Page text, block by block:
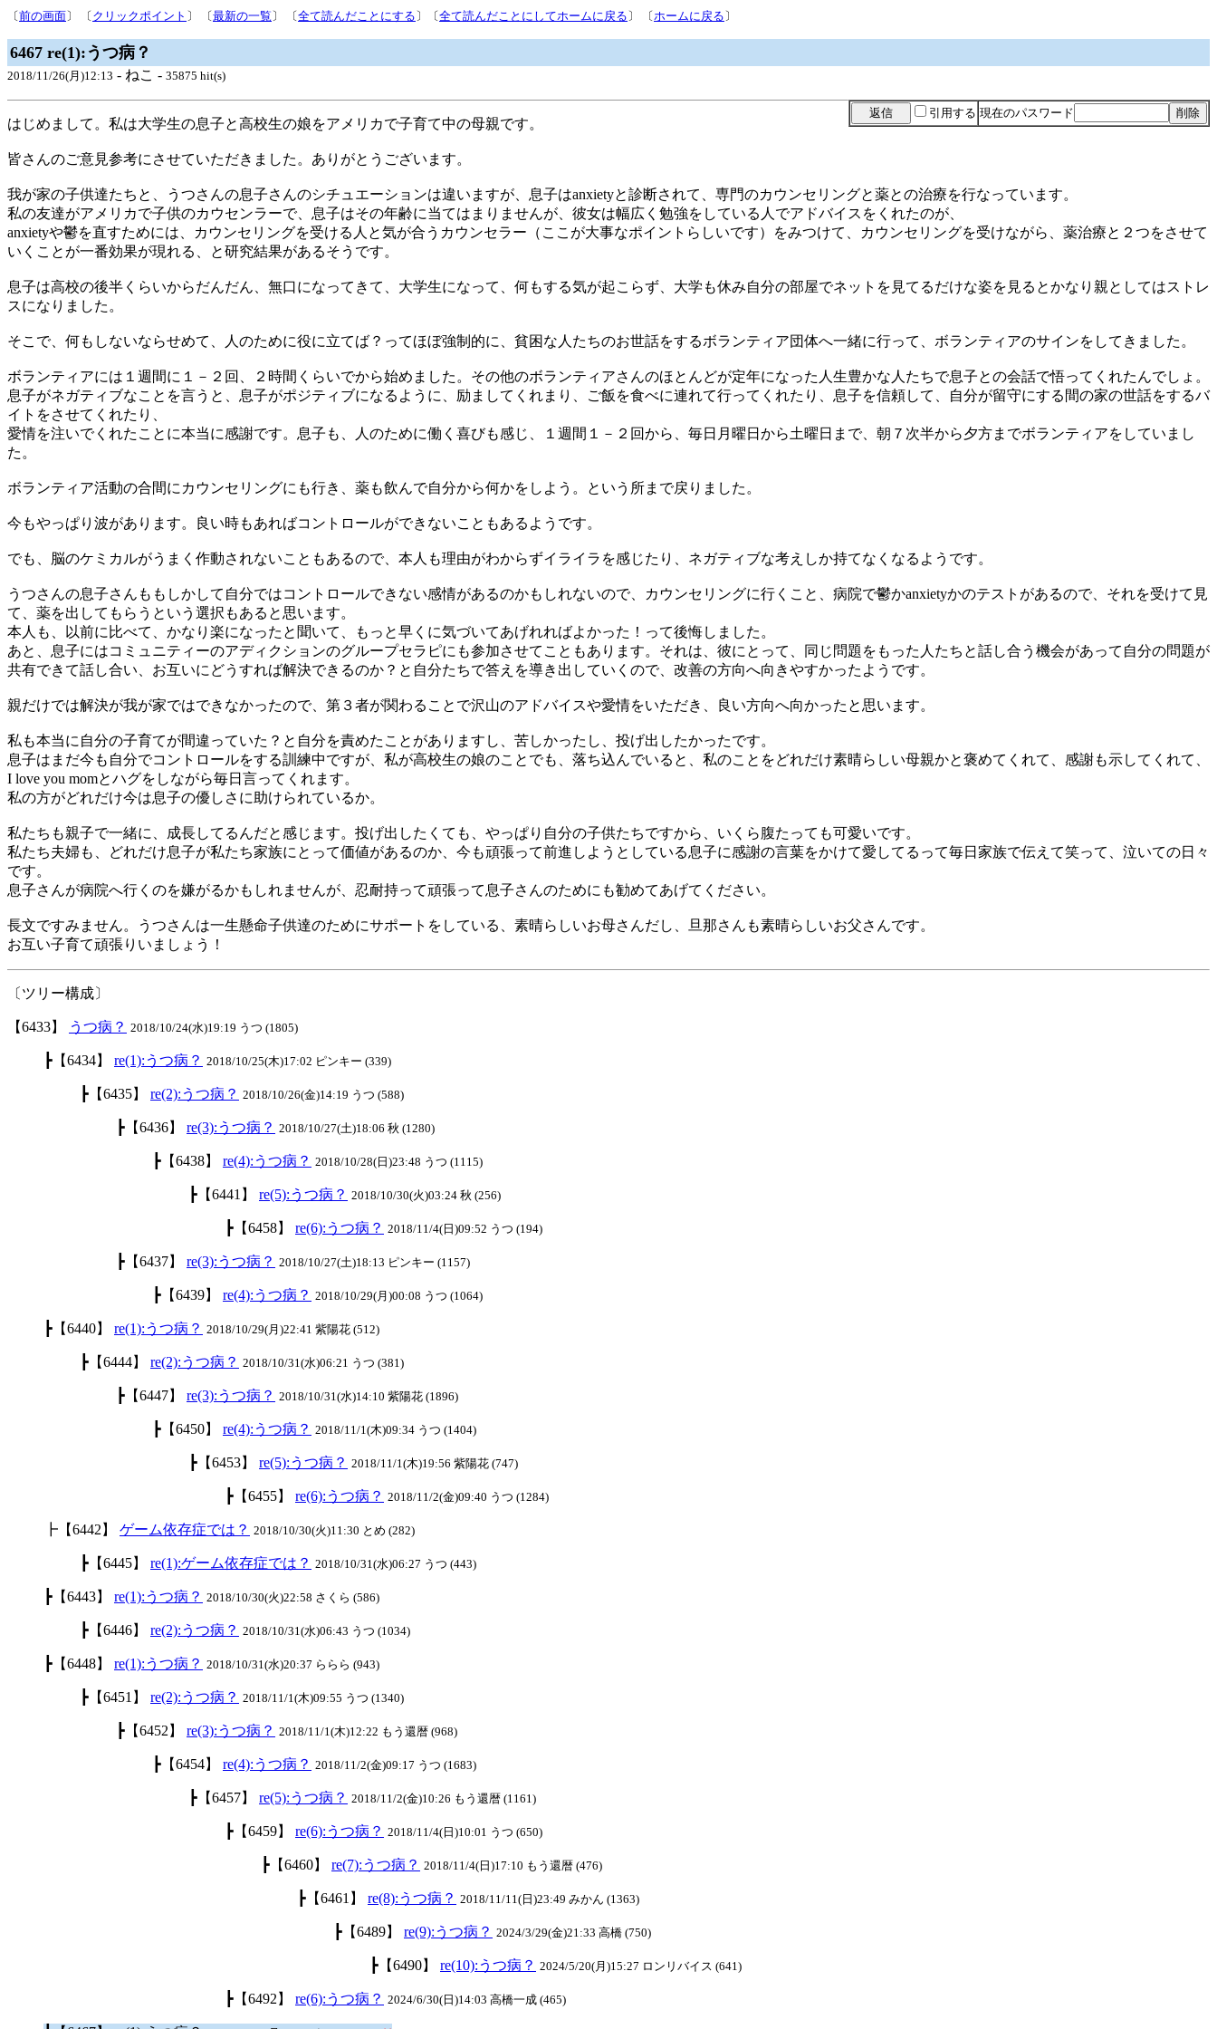
〔前の画面〕 〔 クリックポイント 〕 〔最新の一覧 〕 〔全て読んだことにする 〕〔全て読んだことにしてホームに戻る 〕 〔ホームに戻る 〕
6467 re(1):うつ病？
2018/11/26(月)12:13 - ねこ - 35875 hit(s)
引用する 現在のパスワード
はじめまして。私は大学生の息子と高校生の娘をアメリカで子育て中の母親です。
皆さんのご意見参考にさせていただきました。ありがとうございます。
我が家の子供達たちと、うつさんの息子さんのシチュエーションは違いますが、息子はanxietyと診断されて、専門のカウンセリングと薬との治療を行なっています。
私の友達がアメリカで子供のカウセンラーで、息子はその年齢に当てはまりませんが、彼女は幅広く勉強をしている人でアドバイスをくれたのが、
anxietyや鬱を直すためには、カウンセリングを受ける人と気が合うカウンセラー（ここが大事なポイントらしいです）をみつけて、カウンセリングを受けながら、薬治療と２つをさせて
いくことが一番効果が現れる、と研究結果があるそうです。
息子は高校の後半くらいからだんだん、無口になってきて、大学生になって、何もする気が起こらず、大学も休み自分の部屋でネットを見てるだけな姿を見るとかなり親としてはストレ
スになりました。
そこで、何もしないならせめて、人のために役に立てば？ってほぼ強制的に、貧困な人たちのお世話をするボランティア団体へ一緒に行って、ボランティアのサインをしてきました。
ボランティアには１週間に１－２回、２時間くらいでから始めました。その他のボランティアさんのほとんどが定年になった人生豊かな人たちで息子との会話で悟ってくれたんでしょ。
息子がネガティブなことを言うと、息子がポジティブになるように、励ましてくれまり、ご飯を食べに連れて行ってくれたり、息子を信頼して、自分が留守にする間の家の世話をするバ
イトをさせてくれたり、
愛情を注いでくれたことに本当に感謝です。息子も、人のために働く喜びも感じ、１週間１－２回から、毎日月曜日から土曜日まで、朝７次半から夕方までボランティアをしていまし
た。
ボランティア活動の合間にカウンセリングにも行き、薬も飲んで自分から何かをしよう。という所まで戻りました。
今もやっぱり波があります。良い時もあればコントロールができないこともあるようです。
でも、脳のケミカルがうまく作動されないこともあるので、本人も理由がわからずイライラを感じたり、ネガティブな考えしか持てなくなるようです。
うつさんの息子さんももしかして自分ではコントロールできない感情があるのかもしれないので、カウンセリングに行くこと、病院で鬱かanxietyかのテストがあるので、それを受けて見
て、薬を出してもらうという選択もあると思います。
本人も、以前に比べて、かなり楽になったと聞いて、もっと早くに気づいてあげれればよかった！って後悔しました。
あと、息子にはコミュニティーのアディクションのグループセラピにも参加させてこともあります。それは、彼にとって、同じ問題をもった人たちと話し合う機会があって自分の問題が
共有できて話し合い、お互いにどうすれば解決できるのか？と自分たちで答えを導き出していくので、改善の方向へ向きやすかったようです。
親だけでは解決が我が家ではできなかったので、第３者が関わることで沢山のアドバイスや愛情をいただき、良い方向へ向かったと思います。
私も本当に自分の子育てが間違っていた？と自分を責めたことがありますし、苦しかったし、投げ出したかったです。
息子はまだ今も自分でコントロールをする訓練中ですが、私が高校生の娘のことでも、落ち込んでいると、私のことをどれだけ素晴らしい母親かと褒めてくれて、感謝も示してくれて、
I love you momとハグをしながら毎日言ってくれます。
私の方がどれだけ今は息子の優しさに助けられているか。
私たちも親子で一緒に、成長してるんだと感じます。投げ出したくても、やっぱり自分の子供たちですから、いくら腹たっても可愛いです。
私たち夫婦も、どれだけ息子が私たち家族にとって価値があるのか、今も頑張って前進しようとしている息子に感謝の言葉をかけて愛してるって毎日家族で伝えて笑って、泣いての日々
です。
息子さんが病院へ行くのを嫌がるかもしれませんが、忍耐持って頑張って息子さんのためにも勧めてあげてください。
長文ですみません。うつさんは一生懸命子供達のためにサポートをしている、素晴らしいお母さんだし、旦那さんも素晴らしいお父さんです。
お互い子育て頑張りいましょう！
〔ツリー構成〕
【6433】 うつ病？ 2018/10/24(水)19:19 うつ (1805)
┣【6434】 re(1):うつ病？ 2018/10/25(木)17:02 ピンキー (339)
┣【6435】 re(2):うつ病？ 2018/10/26(金)14:19 うつ (588)
┣【6436】 re(3):うつ病？ 2018/10/27(土)18:06 秋 (1280)
┣【6438】 re(4):うつ病？ 2018/10/28(日)23:48 うつ (1115)
┣【6441】 re(5):うつ病？ 2018/10/30(火)03:24 秋 (256)
┣【6458】 re(6):うつ病？ 2018/11/4(日)09:52 うつ (194)
┣【6437】 re(3):うつ病？ 2018/10/27(土)18:13 ピンキー (1157)
┣【6439】 re(4):うつ病？ 2018/10/29(月)00:08 うつ (1064)
┣【6440】 re(1):うつ病？ 2018/10/29(月)22:41 紫陽花 (512)
┣【6444】 re(2):うつ病？ 2018/10/31(水)06:21 うつ (381)
┣【6447】 re(3):うつ病？ 2018/10/31(水)14:10 紫陽花 (1896)
┣【6450】 re(4):うつ病？ 2018/11/1(木)09:34 うつ (1404)
┣【6453】 re(5):うつ病？ 2018/11/1(木)19:56 紫陽花 (747)
┣【6455】 re(6):うつ病？ 2018/11/2(金)09:40 うつ (1284)
┣【6442】 ゲーム依存症では？ 2018/10/30(火)11:30 とめ (282)
┣【6445】 re(1):ゲーム依存症では？ 2018/10/31(水)06:27 うつ (443)
┣【6443】 re(1):うつ病？ 2018/10/30(火)22:58 さくら (586)
┣【6446】 re(2):うつ病？ 2018/10/31(水)06:43 うつ (1034)
┣【6448】 re(1):うつ病？ 2018/10/31(水)20:37 ららら (943)
┣【6451】 re(2):うつ病？ 2018/11/1(木)09:55 うつ (1340)
┣【6452】 re(3):うつ病？ 2018/11/1(木)12:22 もう還暦 (968)
┣【6454】 re(4):うつ病？ 2018/11/2(金)09:17 うつ (1683)
┣【6457】 re(5):うつ病？ 2018/11/2(金)10:26 もう還暦 (1161)
┣【6459】 re(6):うつ病？ 2018/11/4(日)10:01 うつ (650)
┣【6460】 re(7):うつ病？ 2018/11/4(日)17:10 もう還暦 (476)
┣【6461】 re(8):うつ病？ 2018/11/11(日)23:49 みかん (1363)
┣【6489】 re(9):うつ病？ 2024/3/29(金)21:33 高橋 (750)
┣【6490】 re(10):うつ病？ 2024/5/20(月)15:27 ロンリバイス (641)
┣【6492】 re(6):うつ病？ 2024/6/30(日)14:03 高橋一成 (465)